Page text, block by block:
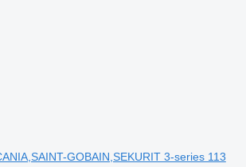
GOBAIN,SEKURIT 3-series 113